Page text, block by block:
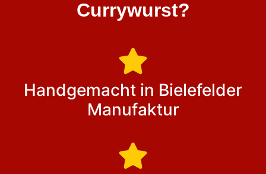
Currywurst?
Handgemacht in Bielefelder
Manufaktur